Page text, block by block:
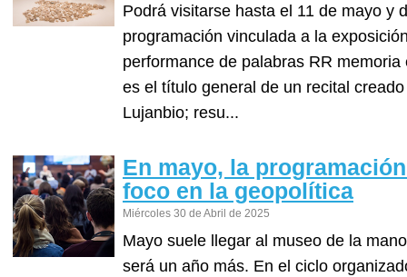
Podrá visitarse hasta el 11 de mayo y
programación vinculada a la
performance de palabras RR
es el título general de un recital
Lujanbio; resu...
En mayo, la
foco en la geopolítica
Miércoles 30 de Abril de 2025
Mayo suele llegar al museo de la
será un año más. En el ciclo